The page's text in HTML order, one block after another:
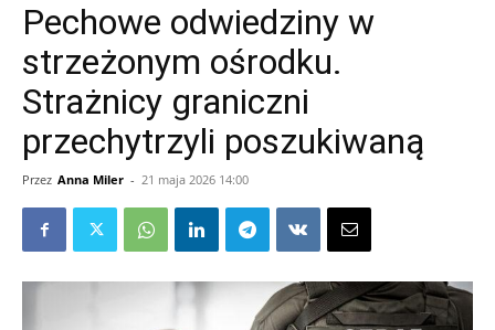
Pechowe odwiedziny w
strzeżonym ośrodku.
Strażnicy graniczni
przechytrzyli poszukiwaną
Przez Anna Miler - 21 maja 2026 14:00